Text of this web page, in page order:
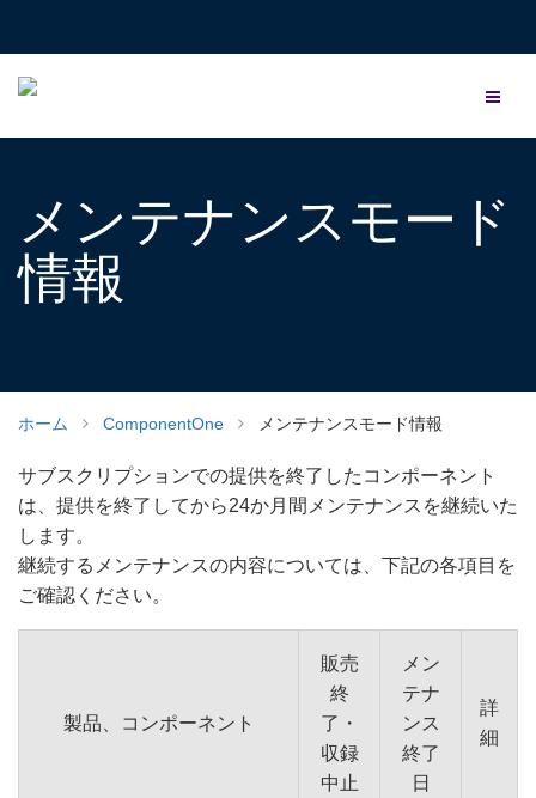
メンテナンスモード
情報
ホーム ComponentOne メンテナンスモード情報
サブスクリプションでの提供を終了したコンポーネント
は、提供を終了してから24か月間メンテナンスを継続いた
します。
継続するメンテナンスの内容については、下記の各項目を
ご確認ください。
製品、コンポーネント
販売
終
了・
収録
中止
メン
テナ
ンス
終了
日
詳
細